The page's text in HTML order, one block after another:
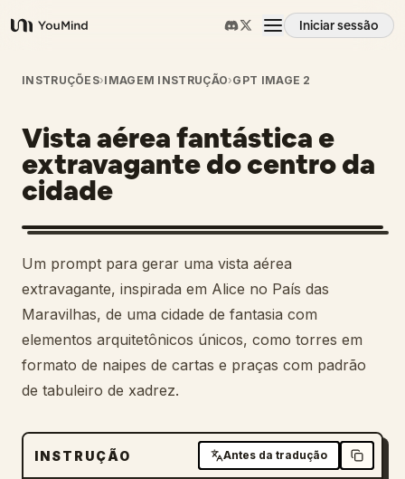
YouMind
Iniciar sessão
Visão geral
Casos de uso
Habilidades
Prompts
Preços
Transferir
Blogue
INSTRUÇÕES›IMAGEM INSTRUÇÃO›GPT IMAGE 2
Vista aérea fantástica e
extravagante do centro da
cidade
Um prompt para gerar uma vista aérea
extravagante, inspirada em Alice no País das
Maravilhas, de uma cidade de fantasia com
elementos arquitetônicos únicos, como torres em
formato de naipes de cartas e praças com padrão
de tabuleiro de xadrez.
INSTRUÇÃO Antes da tradução